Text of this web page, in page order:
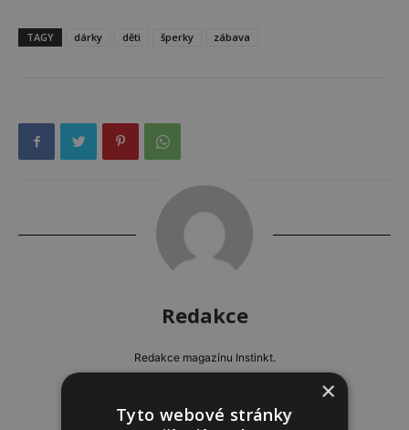
TAGY dárky děti šperky zábava
Redakce
Redakce magazínu Instinkt.
×
Tyto webové stránky